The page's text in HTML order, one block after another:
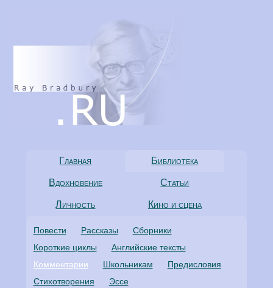
Главная Библиотека
Вдохновение Статьи
Личность Кино и сцена
Повести Рассказы
Сборники
Короткие циклы
Английские тексты
Комментарии
Школьникам
Предисловия
Стихотворения
Эссе